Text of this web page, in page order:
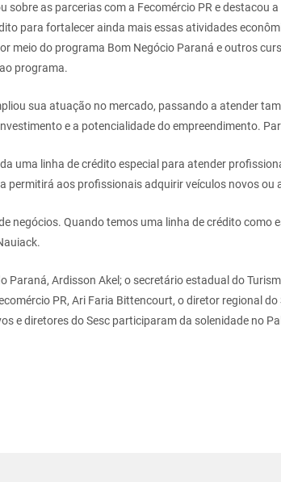
sobre as parcerias com a Fecomércio PR e
para fortalecer ainda mais essas atividades
meio do programa Bom Negócio Paraná e outros
programa.
sua atuação no mercado, passando a atender
e a potencialidade do empreendimento.
uma linha de crédito especial para atender
permitirá aos profissionais adquirir veículos novos
negócios. Quando temos uma linha de crédito
Paraná, Ardisson Akel; o secretário estadual do
PR, Ari Faria Bittencourt, o diretor regional
e diretores do Sesc participaram da solenidade no